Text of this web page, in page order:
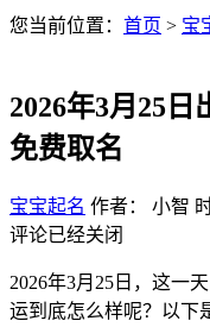
您当前位置： 首页 > 宝
2026年3月25
免费取名
宝宝起名 作者： 小智
评论已经关闭
2026年3月25日，这一
运到底怎么样呢？以下